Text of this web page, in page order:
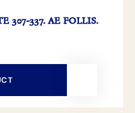
307-337. AE FOLLIS.